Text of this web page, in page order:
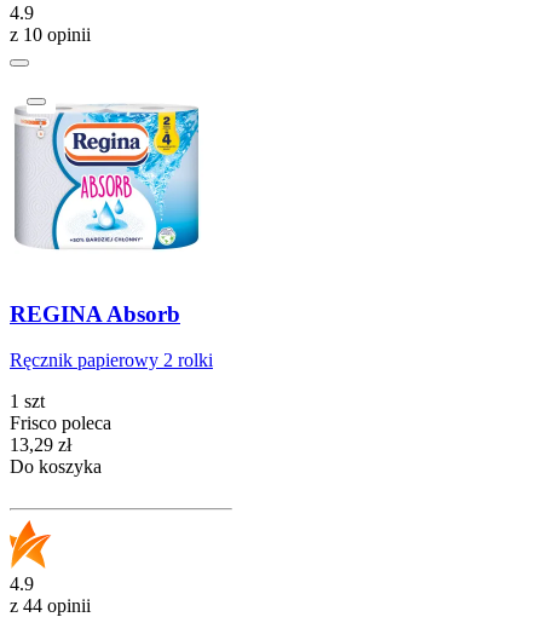
4.9
z 10 opinii
REGINA Absorb
Ręcznik papierowy 2 rolki
1 szt
Frisco poleca
Cena
13,29 zł
Do koszyka
4.9
z 44 opinii